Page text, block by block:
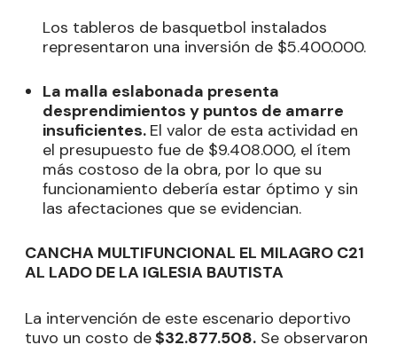
Los tableros de basquetbol instalados
representaron una inversión de $5.400.000.
La malla eslabonada presenta
desprendimientos y puntos de amarre
insuficientes. El valor de esta actividad en
el presupuesto fue de $9.408.000, el ítem
más costoso de la obra, por lo que su
funcionamiento debería estar óptimo y sin
las afectaciones que se evidencian.
CANCHA MULTIFUNCIONAL EL MILAGRO C21
AL LADO DE LA IGLESIA BAUTISTA
La intervención de este escenario deportivo
tuvo un costo de$32.877.508. Se observaron